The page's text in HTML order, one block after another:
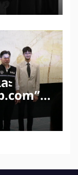
ะ
วน์–
โยง
าร–